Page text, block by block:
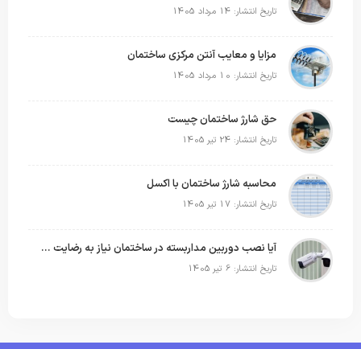
تاریخ انتشار: 14 مرداد 1405
مزایا و معایب آنتن مرکزی ساختمان
تاریخ انتشار: 10 مرداد 1405
حق شارژ ساختمان چیست
تاریخ انتشار: 24 تیر 1405
محاسبه شارژ ساختمان با اکسل
تاریخ انتشار: 17 تیر 1405
آیا نصب دوربین مداربسته در ساختمان نیاز به رضایت ساکنین دارد
تاریخ انتشار: 6 تیر 1405